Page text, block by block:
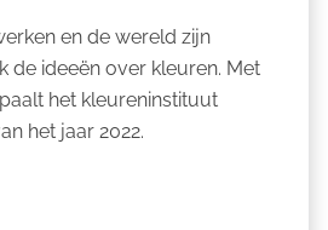
en de wereld zijn
de ideeën over kleuren. Met
het kleureninstituut
het jaar 2022.